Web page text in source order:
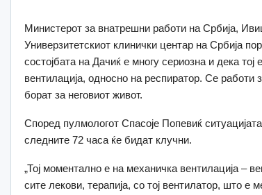
Министерот за внатрешни работи на Србија,
Универзитетскиот клинички центар на Србија
состојбата на Дачиќ е многу сериозна и дека
вентилација, односно на респиратор. Се работи
борат за неговиот живот.
Според пулмологот Спасоје Попевиќ
следните 72 часа ќе бидат клучни.
„Тој моментално е на механичка вентилација –
сите лекови, терапија, со тој вентилатор, што